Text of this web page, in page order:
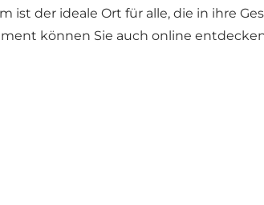
ist der ideale Ort für alle, die in ihre
können Sie auch online